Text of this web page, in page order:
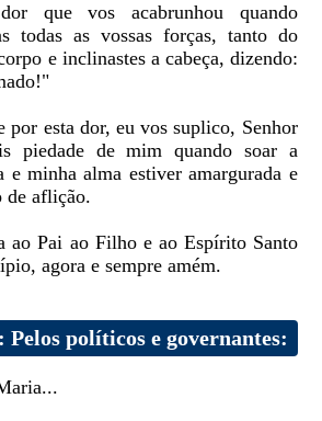
que vos acabrunhou quando
todas as vossas forças, tanto do
e inclinastes a cabeça, dizendo:
por esta dor, eu vos suplico, Senhor
piedade de mim quando soar a
e minha alma estiver amargurada e
de aflição.
ao Pai ao Filho e ao Espírito Santo
agora e sempre amém.
políticos e governantes: